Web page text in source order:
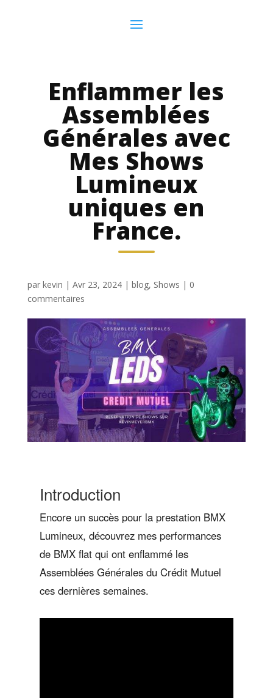
Enflammer les
Assemblées
Générales avec
Mes Shows
Lumineux
uniques en
France.
par kevin | Avr 23, 2024| blog, Shows | 0
commentaires
Introduction
Encore un succès pour la prestation BMX
Lumineux, découvrez mes performances
de BMX flat qui ont enflammé les
Assemblées Générales du Crédit Mutuel
ces dernières semaines.